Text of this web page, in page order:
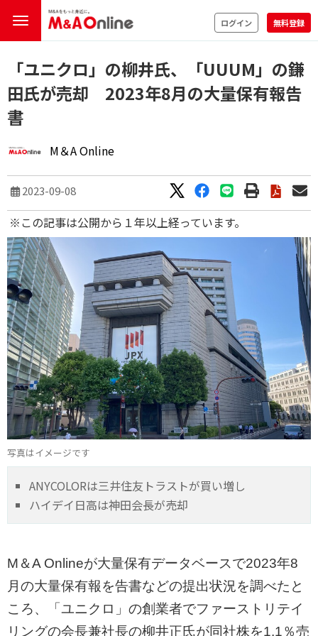
ログイン 無料登録
「ユニクロ」の柳井氏、「UUUM」の鎌
田氏が売却 2023年8月の大量保有報告
書
M＆A Online
2023-09-08
※この記事は公開から１年以上経っています。
写真はイメージです
ANYCOLORは三井住友トラストが買い増し
ハイデイ日高は神田会長が売却
M＆A Onlineが大量保有データベースで2023年8
月の大量保有報を告書などの提出状況を調べたと
ころ、「ユニクロ」の創業者でファーストリテイ
リングの会長兼社長の柳井正氏が同社株を1.1％売